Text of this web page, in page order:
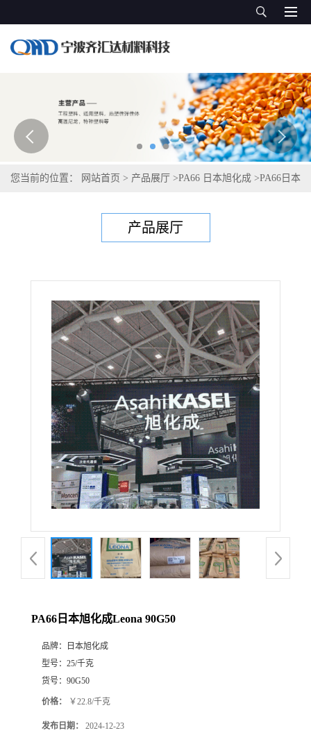
您当前的位置： 网站首页 > 产品展厅 >PA66 日本旭化成 >PA66日本
产品展厅
PA66日本旭化成Leona 90G50
品牌：
日本旭化成
型号： 25/千克
货号： 90G50
价格： ￥22.8/千克
发布日期： 2024-12-23